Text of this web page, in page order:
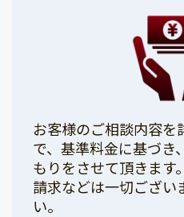
お客様のご相談内容を
で、基準料金に基づき
もりをさせて頂きます
請求などは一切ござい
い。